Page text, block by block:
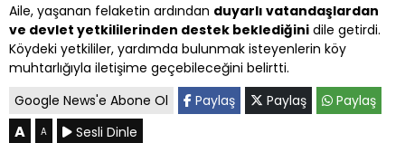
Aile, yaşanan felaketin ardından duyarlı vatandaşlardan
ve devlet yetkililerinden destek beklediğini dile getirdi.
Köydeki yetkililer, yardımda bulunmak isteyenlerin köy
muhtarlığıyla iletişime geçebileceğini belirtti.
Google News'e Abone Ol
Paylaş Paylaş Paylaş
A A Sesli Dinle